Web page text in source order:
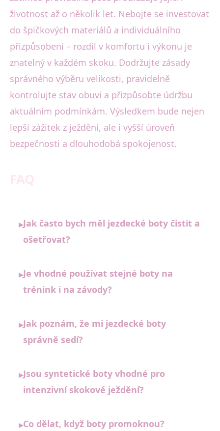
životnost až o několik let. Nebojte se investovat
do špičkových materiálů a individuálního
přizpůsobení – rozdíl v komfortu i výkonu je
znatelný v každém skoku. Dodržujte zásady
správného výběru velikosti, pravidelně
kontrolujte stav obuvi a přizpůsobte údržbu
aktuálním podmínkám. Výsledkem bude nejen
lepší zážitek z ježdění, ale i vyšší úroveň
bezpečnosti a dlouhodobá spokojenost.
▸Jak často bych měl jezdecké boty čistit a
ošetřovat?
▸Je vhodné používat stejné boty na
trénink i na závody?
▸Jak poznám, že mi jezdecké boty
správně sedí?
▸Jsou syntetické boty vhodné pro
intenzivní skokové ježdění?
▸Co dělat, když boty promoknou?